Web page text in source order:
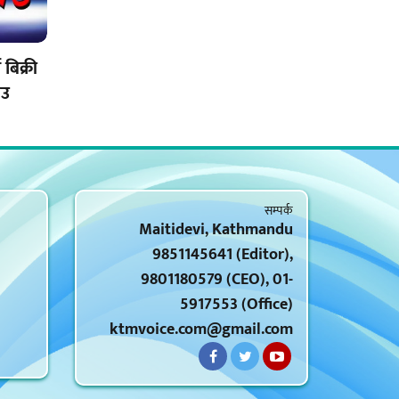
सम्पर्क
Maitidevi, Kathmandu
9851145641 (Editor),
9801180579 (CEO), 01-
5917553 (Office)
ktmvoice.com@gmail.com